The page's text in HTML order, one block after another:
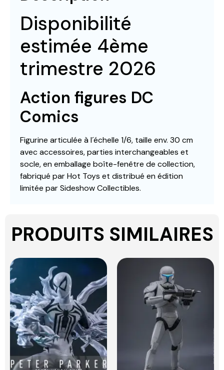
Disponibilité
estimée 4ème
trimestre 2026
Action figures DC
Comics
Figurine articulée à l´échelle 1/6, taille env. 30 cm
avec accessoires, parties interchangeables et
socle, en emballage boîte-fenêtre de collection,
fabriqué par Hot Toys et distribué en édition
limitée par Sideshow Collectibles.
PRODUITS SIMILAIRES